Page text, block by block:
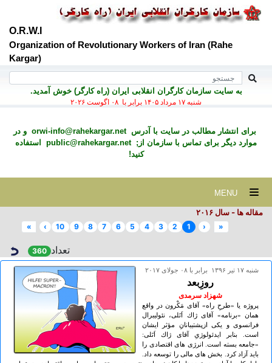
O.R.W.I
Organization of Revolutionary Workers of Iran (Rahe
Kargar)
به سايت سازمان کارگران انقلابی ايران (راه کارگر) خوش آمديد.
شنبه ۱۷ مرداد ۱۴۰۵ برابر با ۰۸ اگوست ۲۰۲۶
برای انتشار مطالب در سايت با آدرسorwi-info@rahekargar.net و در
موارد ديگر برای تماس با سازمان از;public@rahekargar.net
استفاده
کنید!
مقاله ها - سال ۲٠۱۶
«
‹
1
2
3
4
5
6
7
8
9
10
›
»
تعداد 360
شنبه ۱۷ تير ۱۳۹۶ برابر با ۰۸ جولای ۲۰۱۷
روزِبعد
شهزاد سرمدی
پروژه يا «طرحِ راه» آقاى مَكْرون در واقع
همان «برنامه» آقاى ژاك اَتَلى، نئوليبرال
فرانسوى و يكى ازپشتيبانانِ مؤثر ايشان
است. بنابر ايدئولوژىِ آقاى ژاك اَتَلى:
«جامعه بسته است. انرژى هاى اقتصادى را
بايد آزاد كرد. بخش هاى مالى را توسعه داد.